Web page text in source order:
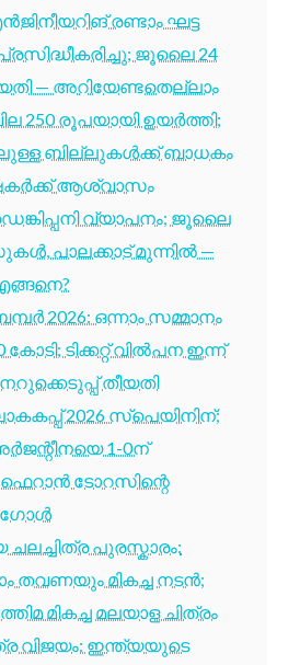
രണ്ടാം ഘട്ട
ജൂലൈ 24
— അറിയേണ്ടതെല്ലാം
250 രൂപയായി ഉയർത്തി;
ബില്ലുകൾക്ക് ബാധകം
ആശ്വാസം
വ്യാപനം; ജൂലൈ
പാലക്കാട് മുന്നിൽ —
2026: ഒന്നാം സമ്മാനം
ടിക്കറ്റ് വിൽപന ഇന്ന്
തീയതി
2026 സ്പെയിനിന്;
1-0ന്
ഫെറാൻ ടോറസിന്റെ
ചലച്ചിത്ര പുരസ്കാരം:
തവണയും മികച്ച നടൻ;
മികച്ച മലയാള ചിത്രം
വിജയം: ഇന്ത്യയുടെ